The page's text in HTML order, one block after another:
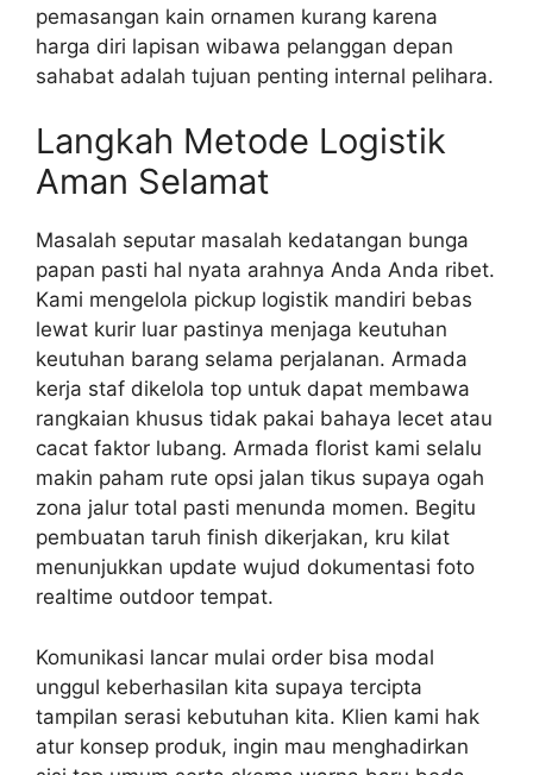
pemasangan kain ornamen kurang karena
harga diri lapisan wibawa pelanggan depan
sahabat adalah tujuan penting internal pelihara.
Langkah Metode Logistik
Aman Selamat
Masalah seputar masalah kedatangan bunga
papan pasti hal nyata arahnya Anda Anda ribet.
Kami mengelola pickup logistik mandiri bebas
lewat kurir luar pastinya menjaga keutuhan
keutuhan barang selama perjalanan. Armada
kerja staf dikelola top untuk dapat membawa
rangkaian khusus tidak pakai bahaya lecet atau
cacat faktor lubang. Armada florist kami selalu
makin paham rute opsi jalan tikus supaya ogah
zona jalur total pasti menunda momen. Begitu
pembuatan taruh finish dikerjakan, kru kilat
menunjukkan update wujud dokumentasi foto
realtime outdoor tempat.
Komunikasi lancar mulai order bisa modal
unggul keberhasilan kita supaya tercipta
tampilan serasi kebutuhan kita. Klien kami hak
atur konsep produk, ingin mau menghadirkan